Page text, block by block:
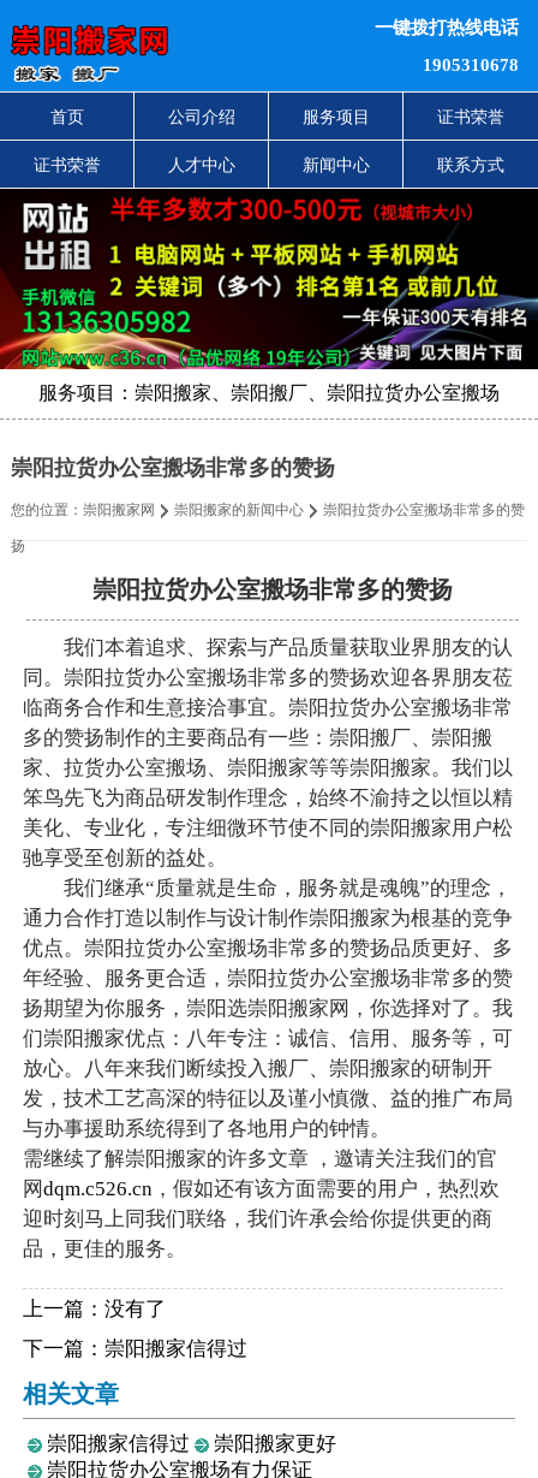
一键拨打热线电话
1905310678
首页 公司介绍 服务项目 证书荣誉
证书荣誉 人才中心 新闻中心 联系方式
服务项目：崇阳搬家、崇阳搬厂、崇阳拉货办公室搬场
崇阳拉货办公室搬场非常多的赞扬
您的位置： 崇阳搬家网 崇阳搬家的新闻中心 崇阳拉货办公室搬场非常多的赞
扬
崇阳拉货办公室搬场非常多的赞扬
我们本着追求、探索与产品质量获取业界朋友的认
同。崇阳拉货办公室搬场非常多的赞扬欢迎各界朋友莅
临商务合作和生意接洽事宜。崇阳拉货办公室搬场非常
多的赞扬制作的主要商品有一些：崇阳搬厂、崇阳搬
家、拉货办公室搬场、崇阳搬家等等崇阳搬家。我们以
笨鸟先飞为商品研发制作理念，始终不渝持之以恒以精
美化、专业化，专注细微环节使不同的崇阳搬家用户松
驰享受至创新的益处。
我们继承“质量就是生命，服务就是魂魄”的理念，
通力合作打造以制作与设计制作崇阳搬家为根基的竞争
优点。崇阳拉货办公室搬场非常多的赞扬品质更好、多
年经验、服务更合适，崇阳拉货办公室搬场非常多的赞
扬期望为你服务，崇阳选崇阳搬家网，你选择对了。我
们崇阳搬家优点：八年专注：诚信、信用、服务等，可
放心。八年来我们断续投入搬厂、崇阳搬家的研制开
发，技术工艺高深的特征以及谨小慎微、益的推广布局
与办事援助系统得到了各地用户的钟情。
需继续了解崇阳搬家的许多文章 ，邀请关注我们的官
网dqm.c526.cn，假如还有该方面需要的用户，热烈欢
迎时刻马上同我们联络，我们许承会给你提供更的商
品，更佳的服务。
上一篇：没有了
下一篇： 崇阳搬家信得过
相关文章
崇阳搬家信得过
崇阳搬家更好
崇阳拉货办公室搬场有力保证